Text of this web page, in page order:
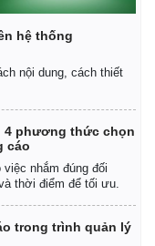
hệ thống
nội dung, cách thiết
4 phương thức chọn
cáo
nhắm đúng đối
thời điểm để tối ưu.
trong trình quản lý